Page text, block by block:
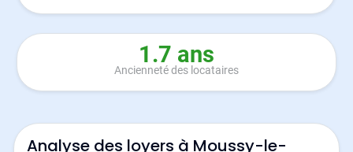
1.7 ans
Ancienneté des locataires
Analyse des loyers à Moussy-le-